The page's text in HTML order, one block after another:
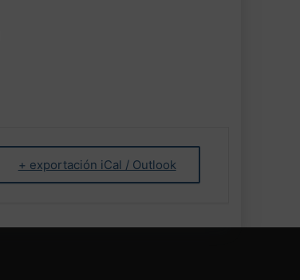
+ exportación iCal / Outlook